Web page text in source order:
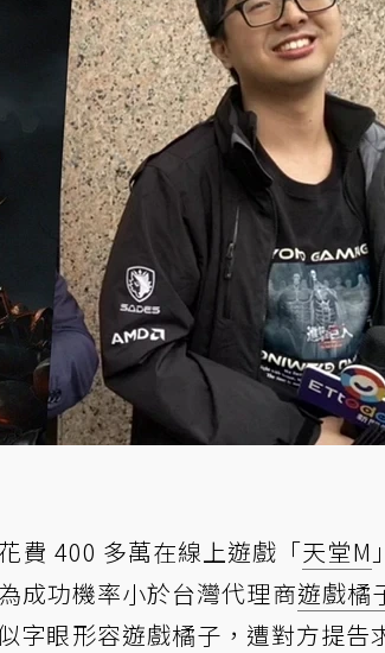
費 400 多萬在線上遊戲「天堂M
成功機率小於台灣代理商遊戲橘
字眼形容遊戲橘子，遭對方提告